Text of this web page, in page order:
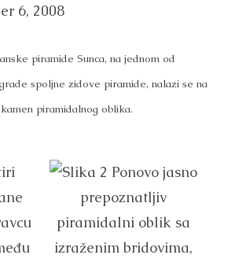
6, 2008
piramide Sunca, na jednom od
spoljne zidove piramide, nalazi se na
piramidalnog oblika.